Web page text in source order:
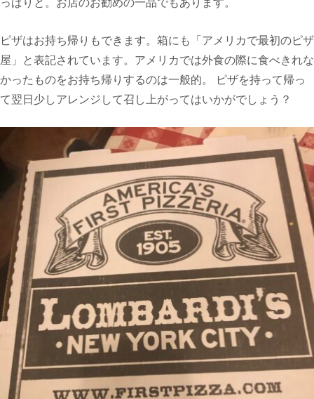
っぱりと。お店のお勧めの一品でもあります。
ピザはお持ち帰りもできます。箱にも「アメリカで最初のピザ
屋」と表記されています。アメリカでは外食の際に食べきれな
かったものをお持ち帰りするのは一般的。 ピザを持って帰っ
て翌日少しアレンジして召し上がってはいかがでしょう？